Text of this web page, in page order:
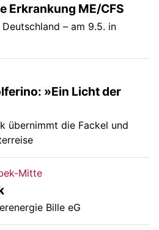
Erkrankung ME/CFS
– am 9.5. in
»Ein Licht der
übernimmt die Fackel und
Mitte
Bille eG